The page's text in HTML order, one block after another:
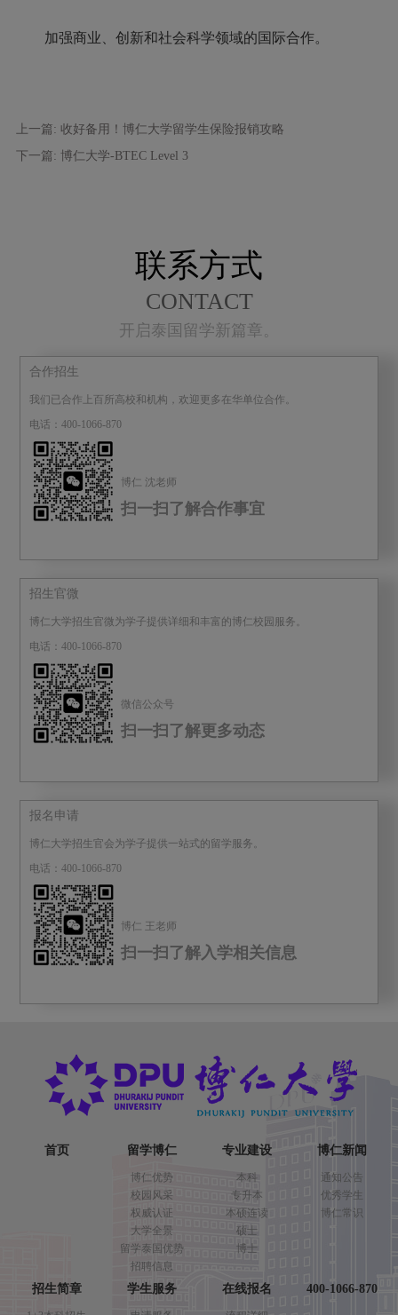
加强商业、创新和社会科学领域的国际合作。
上一篇: 收好备用！博仁大学留学生保险报销攻略
下一篇: 博仁大学-BTEC Level 3
联系方式
CONTACT
开启泰国留学新篇章。
合作招生
我们已合作上百所高校和机构，欢迎更多在华单位合作。
电话：400-1066-870
博仁 沈老师
扫一扫了解合作事宜
招生官微
博仁大学招生官微为学子提供详细和丰富的博仁校园服务。
电话：400-1066-870
微信公众号
扫一扫了解更多动态
报名申请
博仁大学招生官会为学子提供一站式的留学服务。
电话：400-1066-870
博仁 王老师
扫一扫了解入学相关信息
首页 留学博仁
博仁优势
校园风采
权威认证
大学全景
留学泰国优势
招聘信息
专业建设
本科
专升本
本硕连读
硕士
博士
博仁新闻
通知公告
优秀学生
博仁常识
招生简章 学生服务 在线报名 400-1066-870